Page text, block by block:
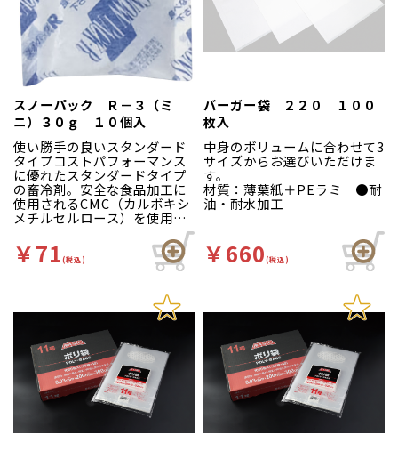
スノーパック Ｒ－３（ミ
ニ）３０ｇ １０個入
使い勝手の良いスタンダード
タイプコストパフォーマンス
に優れたスタンダードタイプ
の畜冷剤。安全な食品加工に
使用されるCMC（カルボキシ
メチルセルロース）を使用。
フィルムの厚みもしっかり！
再利用性に優れています。
材質：カルボキシメチルセル
ど温度の高くなるところで
は、保冷時間が著しく短くな
ります。できるだけ、涼しい
ところに静置してください。
￥71(税込)
バーガー袋 ２２０ １００
枚入
中身のボリュームに合わせて3
サイズからお選びいただけま
す。
材質：薄葉紙＋PEラミ ●耐
油・耐水加工
￥660(税込)